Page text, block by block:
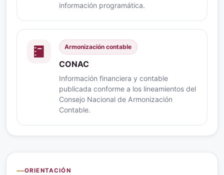
información programática.
Armonización contable
CONAC
Información financiera y contable
publicada conforme a los lineamientos del
Consejo Nacional de Armonización
Contable.
ORIENTACIÓN